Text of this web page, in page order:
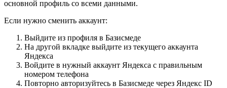
основной профиль со всеми данными.
Если нужно сменить аккаунт:
Выйдите из профиля в Базисмеде
На другой вкладке выйдите из текущего аккаунта
Яндекса
Войдите в нужный аккаунт Яндекса с правильным
номером телефона
Повторно авторизуйтесь в Базисмеде через Яндекс ID